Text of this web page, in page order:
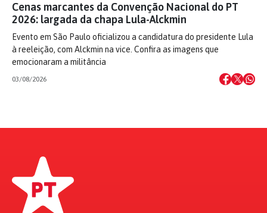
Cenas marcantes da Convenção Nacional do PT
2026: largada da chapa Lula-Alckmin
Evento em São Paulo oficializou a candidatura do presidente Lula
à reeleição, com Alckmin na vice. Confira as imagens que
emocionaram a militância
03/08/2026